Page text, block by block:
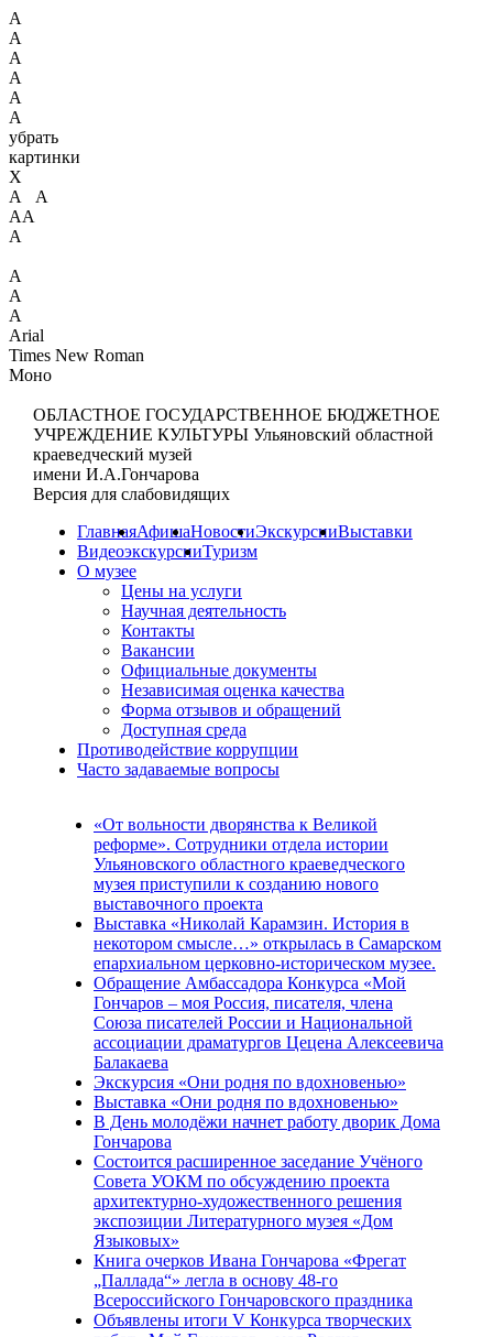
А
А
А
А
А
А
убрать
картинки
X
А А
АА
А
А
А
А
Arial
Times New Roman
Моно
ОБЛАСТНОЕ ГОСУДАРСТВЕННОЕ БЮДЖЕТНОЕ
УЧРЕЖДЕНИЕ КУЛЬТУРЫ Ульяновский областной
краеведческий музей
имени И.А.Гончарова
Версия для слабовидящих
ГлавнаяАфишаНовостиЭкскурсииВыставки
ВидеоэкскурсииТуризм
О музее
Цены на услуги
Научная деятельность
Контакты
Вакансии
Официальные документы
Независимая оценка качества
Форма отзывов и обращений
Доступная среда
Противодействие коррупции
Часто задаваемые вопросы
«От вольности дворянства к Великой
реформе». Сотрудники отдела истории
Ульяновского областного краеведческого
музея приступили к созданию нового
выставочного проекта
Выставка «Николай Карамзин. История в
некотором смысле…» открылась в Самарском
епархиальном церковно-историческом музее.
Обращение Амбассадора Конкурса «Мой
Гончаров – моя Россия, писателя, члена
Союза писателей России и Национальной
ассоциации драматургов Цецена Алексеевича
Балакаева
Экскурсия «Они родня по вдохновенью»
Выставка «Они родня по вдохновенью»
В День молодёжи начнет работу дворик Дома
Гончарова
Состоится расширенное заседание Учёного
Совета УОКМ по обсуждению проекта
архитектурно-художественного решения
экспозиции Литературного музея «Дом
Языковых»
Книга очерков Ивана Гончарова «Фрегат
„Паллада“» легла в основу 48-го
Всероссийского Гончаровского праздника
Объявлены итоги V Конкурса творческих